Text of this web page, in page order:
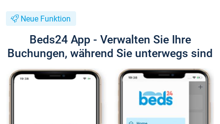
Neue Funktion
Beds24 App - Verwalten Sie Ihre
Buchungen, während Sie unterwegs sind